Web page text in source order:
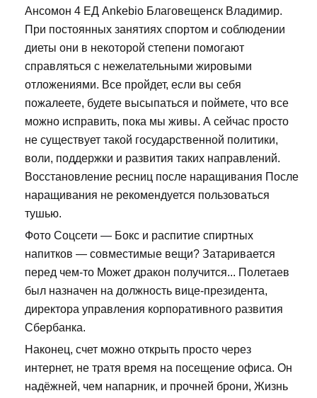
Ансомон 4 ЕД Ankebio Благовещенск Владимир.
При постоянных занятиях спортом и соблюдении
диеты они в некоторой степени помогают
справляться с нежелательными жировыми
отложениями. Все пройдет, если вы себя
пожалеете, будете высыпаться и поймете, что все
можно исправить, пока мы живы. А сейчас просто
не существует такой государственной политики,
воли, поддержки и развития таких направлений.
Восстановление ресниц после наращивания После
наращивания не рекомендуется пользоваться
тушью.
Фото Соцсети — Бокс и распитие спиртных
напитков — совместимые вещи? Затаривается
перед чем-то Может дракон получится... Полетаев
был назначен на должность вице-президента,
директора управления корпоративного развития
Сбербанка.
Наконец, счет можно открыть просто через
интернет, не тратя время на посещение офиса. Он
надёжней, чем напарник, и прочней брони, Жизнь